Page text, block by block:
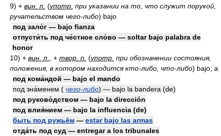
9) + вин. п. (употр. при указании на то, что служит порукой,
ручательством чего-либо) bajo
под зало́г — bajo fianza
отпусти́ть под че́стное сло́во — soltar bajo palabra de
honor
10) + вин. п. , + твор. п. (употр. при обозначении состояния,
положения, в котором находится кто-либо, что-либо) bajo; a
под кома́ндой — bajo el mando
под зна́менем ( чего-либо) — bajo la bandera (de)
под руково́дством — bajo la dirección
под влия́нием — bajo la influencia (de)
быть под ружьём — estar bajo las armas
отда́ть под суд — entregar a los tribunales